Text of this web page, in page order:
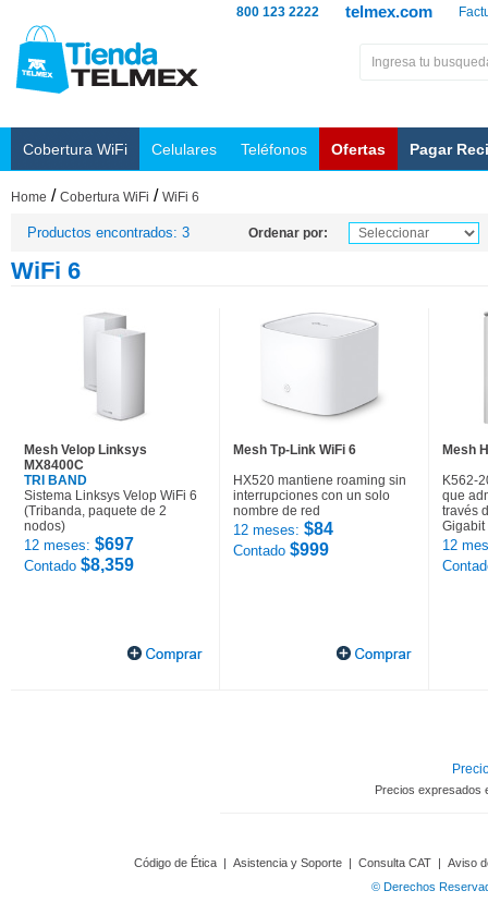
telmex.com
800 123 2222
Cobertura WiFi Celulares Teléfonos Ofertas Pagar
Home / Cobertura WiFi / WiFi 6
Productos encontrados: 3 Ordenar por:
WiFi 6
Mesh Velop Linksys
MX8400C
TRI BAND
Sistema Linksys Velop WiFi 6
(Tribanda, paquete de 2
nodos)
12 meses: $697
Contado $8,359
Mesh Tp-Link WiFi 6
HX520 mantiene roaming sin
interrupciones con un solo
nombre de red
12 meses: $84
Contado $999
Mesh
K562-
que
través
Gigabit
12
Precios expresados
Código de Ética | Asistencia y Soporte | Consulta CAT | Aviso
© Derechos